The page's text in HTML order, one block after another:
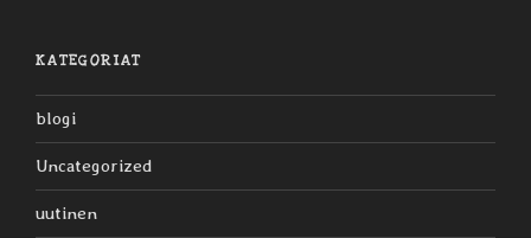
KATEGORIAT
blogi
Uncategorized
uutinen